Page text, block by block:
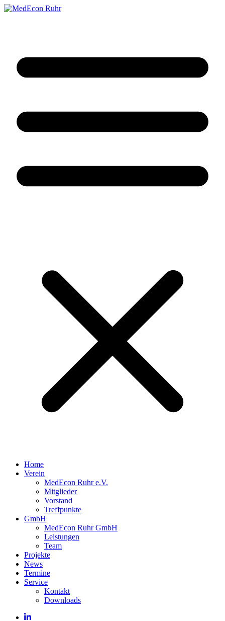
Home
Verein
MedEcon Ruhr e.V.
Mitglieder
Vorstand
Treffpunkte
GmbH
MedEcon Ruhr GmbH
Leistungen
Team
Projekte
News
Termine
Service
Kontakt
Downloads